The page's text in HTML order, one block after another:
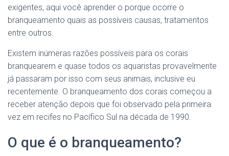
exigentes, aqui você aprender o porque ocorre o
branqueamento quais as possíveis causas, tratamentos
entre outros.
Existem inúmeras razões possíveis para os corais
branquearem e quase todos os aquaristas provavelmente
já passaram por isso com seus animais, inclusive eu
recentemente. O branqueamento dos corais começou a
receber atenção depois que foi observado pela primeira
vez em recifes no Pacífico Sul na década de 1990.
O que é o branqueamento?